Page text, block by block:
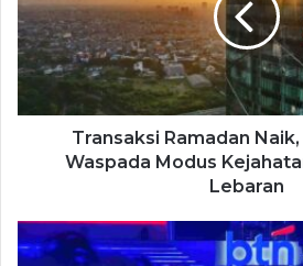
Transaksi Ramadan
Waspada Modus
Lebaran